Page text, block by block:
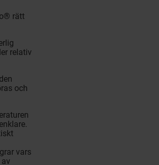
rätt
relativ
och
vars